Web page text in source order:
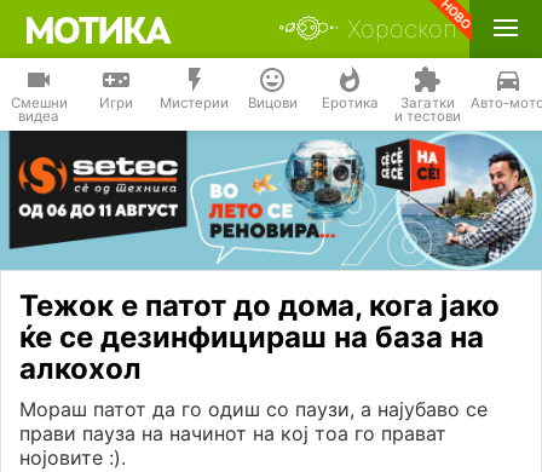
Хороскоп
Смешни
видеа
Игри Мистерии Вицови Еротика Загатки
и тестови
Авто-
Тежок е патот до дома, кога јако
ќе се дезинфицираш на база на
алкохол
Мораш патот да го одиш со паузи, а најубаво се
прави пауза на начинот на кој тоа го прават
нојовите :).